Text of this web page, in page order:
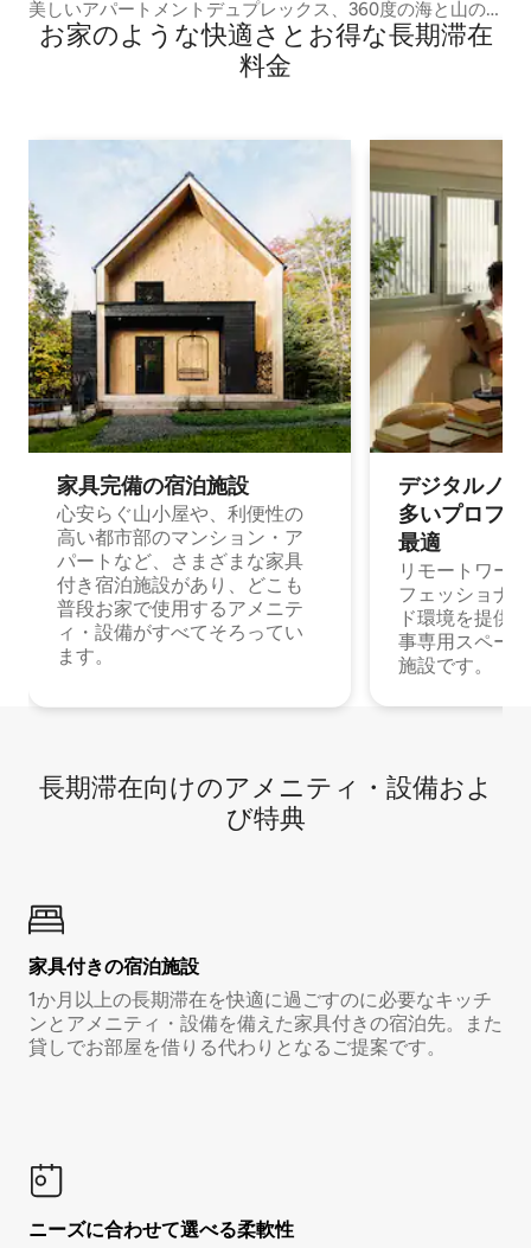
美しいアパートメントデュプレックス、360度の海と山の
眺め
お家のような快⁠適⁠さ⁠とお⁠得⁠な長⁠期⁠滞⁠在
料⁠金
家具完備の宿⁠泊⁠施⁠設
心安らぐ山小屋や、利便性の
高い都市部のマンション・ア
パートなど、さまざまな家具
付き宿泊施設があり、どこも
普段お家で使用するアメニテ
ィ・設備がすべてそろってい
ます。
デジタルノ
多⁠いプ⁠ロ⁠フ⁠
最⁠適
リモートワー
フェッショナ
ド環境を提供
事専用スペー
施設です。
長期滞在向け⁠のア⁠メ⁠ニ⁠テ⁠ィ⁠・設⁠備⁠およ
び特⁠典
家具付き⁠の宿⁠泊⁠施⁠設
1か月以上の長期滞在を快適に過ごすのに必要なキッチ
ンとアメニティ・設備を備えた家具付きの宿泊先。また
貸しでお部屋を借りる代わりとなるご提案です。
ニーズに合わせて選べる柔軟性